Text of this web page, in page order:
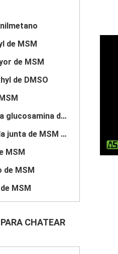
de MSM
de MSM
de DMSO
Condroitina de la glucosamina de MSM
Suplemento de la junta de MSM para los caballos
MSM
de MSM
MSM
CHATEAR